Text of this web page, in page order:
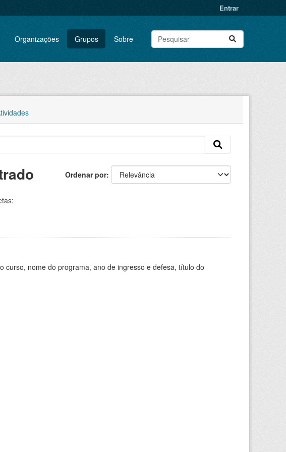
Entrar
Organizações Grupos Sobre
Ordenar por
curso, nome do programa, ano de ingresso e defesa, título do